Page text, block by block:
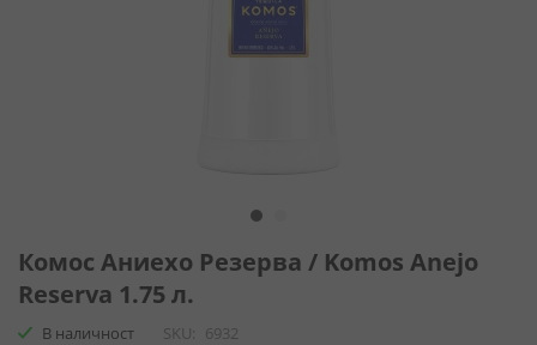
към
на
галерия
Комос Аниехо Резерва / Komos Anejo
Reserva 1.75 л.
В наличност SKU
6932